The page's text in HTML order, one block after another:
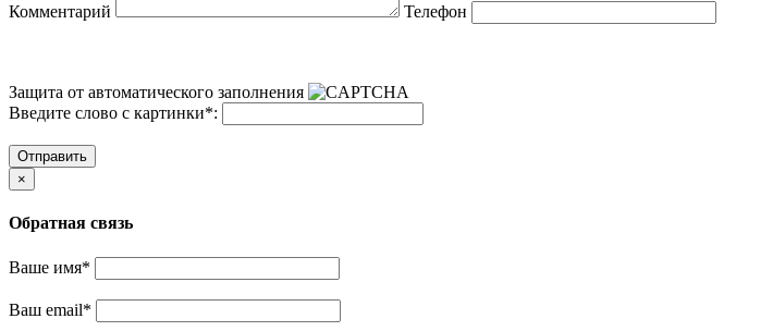
Комментарий Телефон
Защита от автоматического заполнения
Введите слово с картинки*:
Отправить
×
Обратная связь
Ваше имя*
Ваш email*